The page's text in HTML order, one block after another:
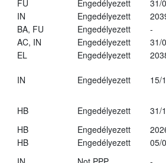
FU Engedélyezett
31/
IN Engedélyezett
BA, FU Engedélyezett
-
AC, IN Engedélyezett
31/
EL Engedélyezett
IN Engedélyezett 15/
HB Engedélyezett
31/
HB Engedélyezett
HB Engedélyezett
05/